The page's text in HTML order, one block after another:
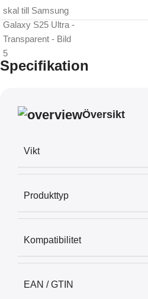
Specifikation
Översikt
Vikt
Produkttyp
Kompatibilitet
EAN / GTIN